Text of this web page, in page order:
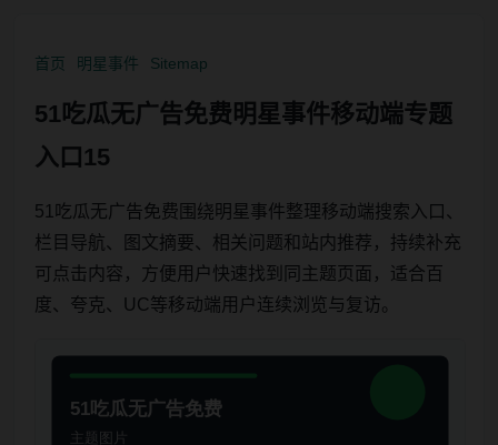
首页 明星事件 Sitemap
51吃瓜无广告免费明星事件移动端专题
入口15
51吃瓜无广告免费围绕明星事件整理移动端搜索入口、
栏目导航、图文摘要、相关问题和站内推荐，持续补充
可点击内容，方便用户快速找到同主题页面，适合百
度、夸克、UC等移动端用户连续浏览与复访。